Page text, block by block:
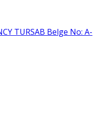
TURSAB Belge No: A-